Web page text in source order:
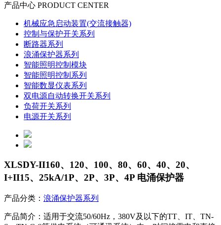
产品中心 PRODUCT CENTER
机械应急启动装置(交流接触器)
控制与保护开关系列
断路器系列
浪涌保护器系列
智能照明控制模块
智能照明控制系列
智能数显仪表系列
双电源自动转换开关系列
负荷开关系列
电源开关系列
XLSDY-II160、120、100、80、60、40、20、
I+II15、25kA/1P、2P、3P、4P 电涌保护器
产品分类： 浪涌保护器系列
产品简介： 适⽤于交流50/60Hz，380V及以下的TT、IT、TN-